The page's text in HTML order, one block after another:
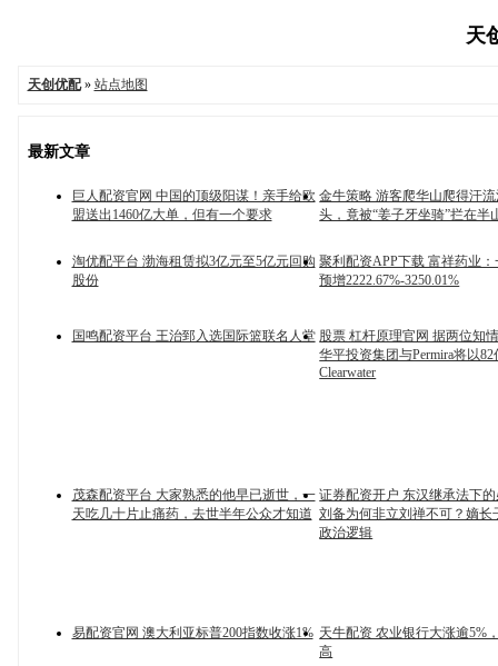
天
天创优配» 站点地图
最新文章
巨人配资官网 中国的顶级阳谋！亲手给欧
盟送出1460亿大单，但有一个要求
金牛策略 游客爬华山爬得汗
头，竟被“姜子牙坐骑”拦在半
淘优配平台 渤海租赁拟3亿元至5亿元回购
股份
聚利配资APP下载 富祥药业
预增2222.67%-3250.01%
国鸣配资平台 王治郅入选国际篮联名人堂 股票 杠杆原理官网 据两位知
华平投资集团与Permira将以
Clearwater
茂森配资平台 大家熟悉的他早已逝世，一
天吃几十片止痛药，去世半年公众才知道
证券配资开户 东汉继承法下
刘备为何非立刘禅不可？嫡长
政治逻辑
易配资官网 澳大利亚标普200指数收涨1% 天牛配资 农业银行大涨逾5%
高